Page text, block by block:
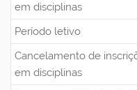
em disciplinas
Período letivo
Cancelamento de
em disciplinas